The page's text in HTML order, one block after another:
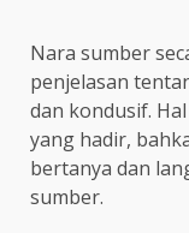
Nara sumber
penjelasan
dan kondusif.
yang hadir,
bertanya dan
sumber.